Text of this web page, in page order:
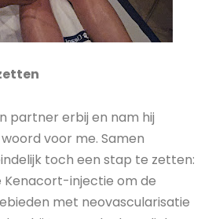
partner erbij en nam hij
voor me. Samen
toch een stap te zetten:
Kenacort-injectie om de
met neovascularisatie